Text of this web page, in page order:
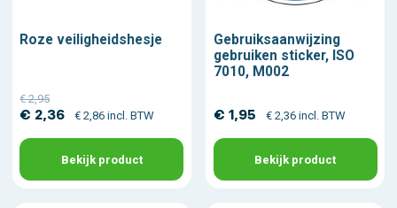
Roze veiligheidshesje
€ 2,95
€ 2,36 € 2,86 incl. BTW
Bekijk product
Gebruiksaanwijzing
gebruiken sticker, ISO
7010, M002
€ 1,95 € 2,36 incl. BTW
Bekijk product